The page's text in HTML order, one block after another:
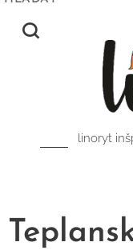
linoryt